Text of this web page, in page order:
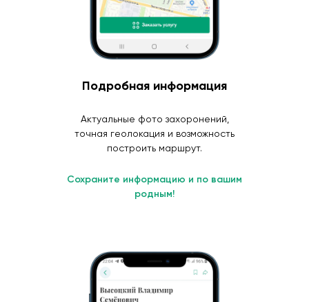
Подробная информация
Актуальные фото захоронений,
точная геолокация и возможность
построить маршрут.
Сохраните информацию и по вашим
родным!